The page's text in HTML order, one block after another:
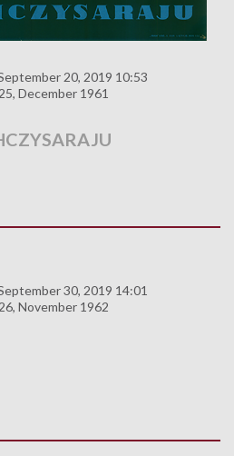
20, 2019 10:53
25, December 1961
30, 2019 14:01
26, November 1962